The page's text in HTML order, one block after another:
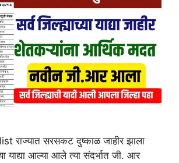
राज्यात सरसकट दुष्काळ जाहीर झाला
याद्या आल्या आले त्या संदर्भात जी. आर